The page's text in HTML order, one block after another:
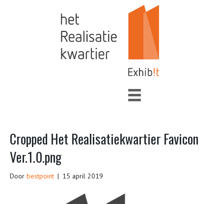
Cropped Het Realisatiekwartier Favicon
Ver.1.0.png
Door bestpoint | 15 april 2019